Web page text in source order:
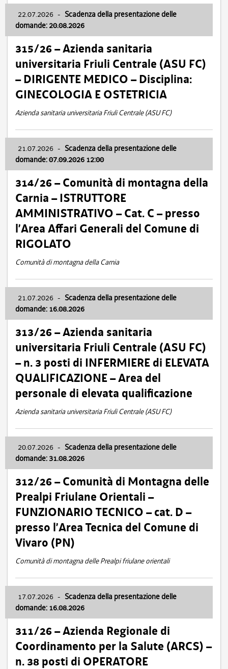
22.07.2026 - Scadenza della presentazione delle
domande: 20.08.2026
315/26 – Azienda sanitaria
universitaria Friuli Centrale (ASU FC)
– DIRIGENTE MEDICO – Disciplina:
GINECOLOGIA E OSTETRICIA
Azienda sanitaria universitaria Friuli Centrale (ASU FC)
21.07.2026 - Scadenza della presentazione delle
domande: 07.09.2026 12:00
314/26 – Comunità di montagna della
Carnia – ISTRUTTORE
AMMINISTRATIVO – Cat. C – presso
l’Area Affari Generali del Comune di
RIGOLATO
Comunità di montagna della Carnia
21.07.2026 - Scadenza della presentazione delle
domande: 16.08.2026
313/26 – Azienda sanitaria
universitaria Friuli Centrale (ASU FC)
– n. 3 posti di INFERMIERE di ELEVATA
QUALIFICAZIONE – Area del
personale di elevata qualificazione
Azienda sanitaria universitaria Friuli Centrale (ASU FC)
20.07.2026 - Scadenza della presentazione delle
domande: 31.08.2026
312/26 – Comunità di Montagna delle
Prealpi Friulane Orientali –
FUNZIONARIO TECNICO – cat. D –
presso l’Area Tecnica del Comune di
Vivaro (PN)
Comunità di montagna delle Prealpi friulane orientali
17.07.2026 - Scadenza della presentazione delle
domande: 16.08.2026
311/26 – Azienda Regionale di
Coordinamento per la Salute (ARCS) –
n. 38 posti di OPERATORE